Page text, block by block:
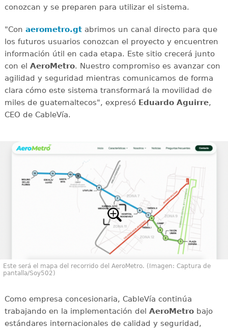
conozcan y se preparen para utilizar el sistema.
"Con aerometro.gtabrimos un canal directo para que
los futuros usuarios conozcan el proyecto y encuentren
información útil en cada etapa. Este sitio crecerá junto
con el AeroMetro. Nuestro compromiso es avanzar con
agilidad y seguridad mientras comunicamos de forma
clara cómo este sistema transformará la movilidad de
miles de guatemaltecos", expresó Eduardo Aguirre,
CEO de CableVía.
Este será el mapa del recorrido del AeroMetro. (Imagen: Captura de
pantalla/Soy502)
Como empresa concesionaria, CableVía continúa
trabajando en la implementación del AeroMetrobajo
estándares internacionales de calidad y seguridad,